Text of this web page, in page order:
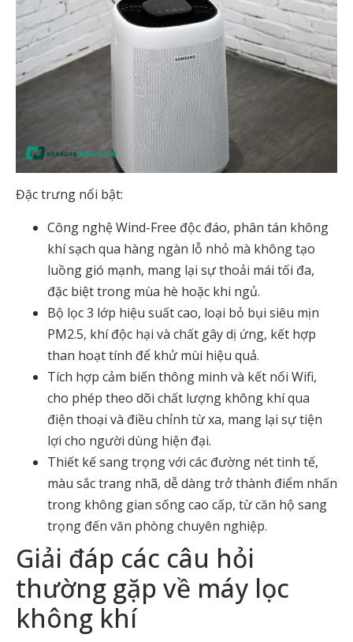
Đặc trưng nổi bật:
Công nghệ Wind-Free độc đáo, phân tán không
khí sạch qua hàng ngàn lỗ nhỏ mà không tạo
luồng gió mạnh, mang lại sự thoải mái tối đa,
đặc biệt trong mùa hè hoặc khi ngủ.
Bộ lọc 3 lớp hiệu suất cao, loại bỏ bụi siêu mịn
PM2.5, khí độc hại và chất gây dị ứng, kết hợp
than hoạt tính để khử mùi hiệu quả.
Tích hợp cảm biến thông minh và kết nối Wifi,
cho phép theo dõi chất lượng không khí qua
điện thoại và điều chỉnh từ xa, mang lại sự tiện
lợi cho người dùng hiện đại.
Thiết kế sang trọng với các đường nét tinh tế,
màu sắc trang nhã, dễ dàng trở thành điểm nhấn
trong không gian sống cao cấp, từ căn hộ sang
trọng đến văn phòng chuyên nghiệp.
Giải đáp các câu hỏi
thường gặp về máy lọc
không khí